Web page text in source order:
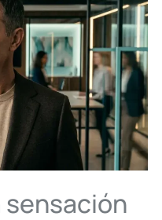
sensación